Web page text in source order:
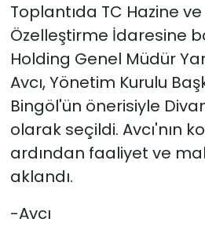
Toplantıda TC Hazine
Özelleştirme İdaresine
Holding Genel Müdür
Avcı, Yönetim Kurulu
Bingöl'ün önerisiyle
olarak seçildi. Avcı'nın
ardından faaliyet ve
aklandı.
-Avcı
Yazarlar